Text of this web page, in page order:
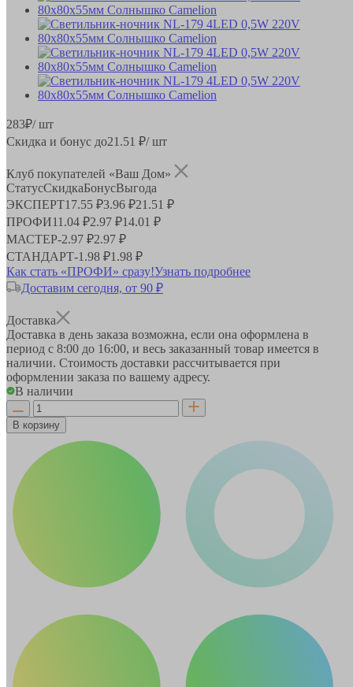
283₽/ шт
Скидка и бонус до21.51 ₽/ шт
Клуб покупателей «Ваш Дом»
СтатусСкидкаБонусВыгода
ЭКСПЕРТ17.55 ₽3.96 ₽21.51 ₽
ПРОФИ11.04 ₽2.97 ₽14.01 ₽
МАСТЕР-2.97 ₽2.97 ₽
СТАНДАРТ-1.98 ₽1.98 ₽
Как стать «ПРОФИ» сразу!Узнать подробнее
Доставим сегодня, от 90 ₽
Доставка
Доставка в день заказа возможна, если она оформлена в
период с 8:00 до 16:00, и весь заказанный товар имеется в
наличии. Стоимость доставки рассчитывается при
оформлении заказа по вашему адресу.
В наличии
В корзину